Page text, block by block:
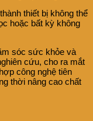
thiết bị không thể
hoặc bất kỳ không
sóc sức khỏe và
cứu, cho ra mắt
công nghệ tiên
thời nâng cao chất